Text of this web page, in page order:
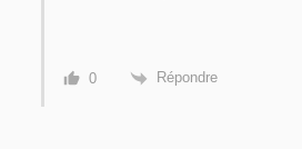
0 Répondre